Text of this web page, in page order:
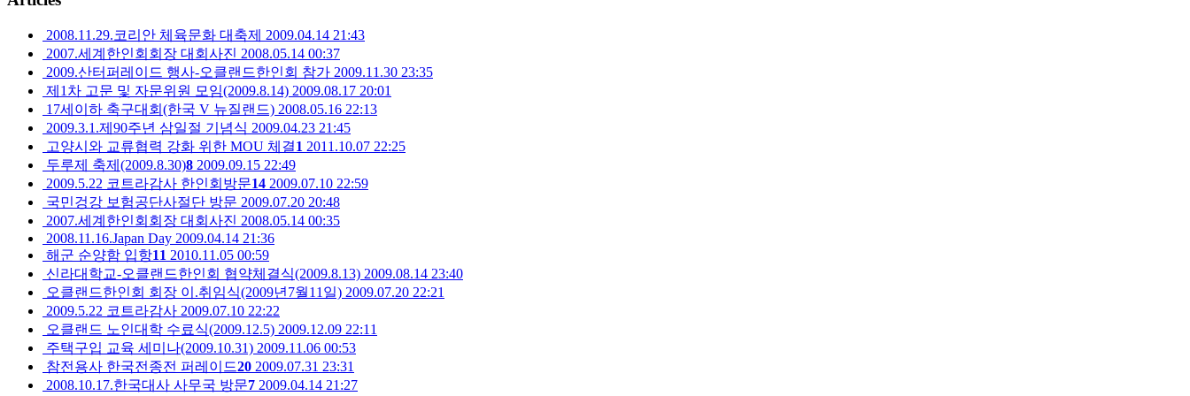
2008.11.29.코리안 체육문화 대축제 2009.04.14 21:43
2007.세계한인회회장 대회사진 2008.05.14 00:37
2009.산터퍼레이드 행사-오클랜드한인회 참가 2009.11.30 23:35
제1차 고문 및 자문위원 모임(2009.8.14) 2009.08.17 20:01
17세이하 축구대회(한국 V 뉴질랜드) 2008.05.16 22:13
2009.3.1.제90주년 삼일절 기념식 2009.04.23 21:45
고양시와 교류협력 강화 위한 MOU 체결1 2011.10.07 22:25
두루제 축제(2009.8.30)8 2009.09.15 22:49
2009.5.22 코트라감사 한인회방문14 2009.07.10 22:59
국민겅강 보험공단사절단 방문 2009.07.20 20:48
2007.세계한인회회장 대회사진 2008.05.14 00:35
2008.11.16.Japan Day 2009.04.14 21:36
해군 순양함 입항11 2010.11.05 00:59
신라대학교-오클랜드한인회 협약체결식(2009.8.13) 2009.08.14 23:40
오클랜드한인회 회장 이.취임식(2009년7월11일) 2009.07.20 22:21
2009.5.22 코트라감사 2009.07.10 22:22
오클랜드 노인대학 수료식(2009.12.5) 2009.12.09 22:11
주택구입 교육 세미나(2009.10.31) 2009.11.06 00:53
참전용사 한국전종전 퍼레이드20 2009.07.31 23:31
2008.10.17.한국대사 사무국 방문7 2009.04.14 21:27